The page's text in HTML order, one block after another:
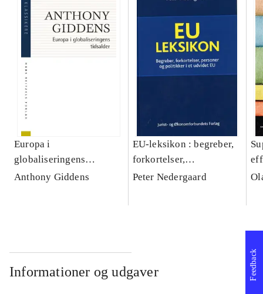
Europa i
globaliseringens
tidsalder
Anthony Giddens
EU-leksikon : begreber,
forkortelser,
institutioner, personer og
Peter Nedergaard
Informationer og udgaver Feedback